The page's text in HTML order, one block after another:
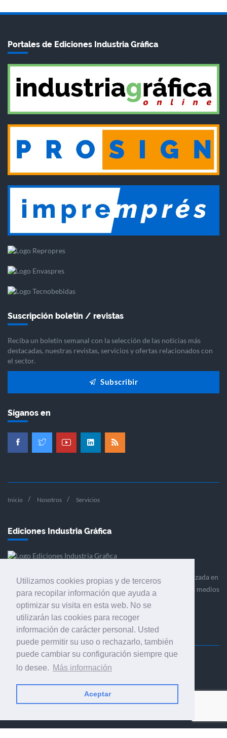
Utilizamos cookies propias y de terceros
para recopilar información que ayuda a
optimizar su visita en esta web. No se
utilizarán las cookies para recoger
información de carácter personal. Usted
puede permitir su uso o rechazarlo, también
puede cambiar su configuración siempre que
lo desee. Más información
Aceptar
Portales de Ediciones Industria Gráfica
Suscripción boletín / revistas
Reciba un boletín semanal con la selección de las noticias más
destacadas, nuestras revistas, servicios y ofertas relacionados con
el sector.
Subscribir
Síganos en
Inicio Nosotros Servicios
Ediciones Industria Gráfica
Ediciones Industria Gráfica es una empresa editora especializada en
el mercado de la comunicación gráfica que engloba diversos medios
profesionales especializados en el mercado gráfico, la
comunicación visual y el envasado.
Ediciones Industria Gráfica, S.C.P.